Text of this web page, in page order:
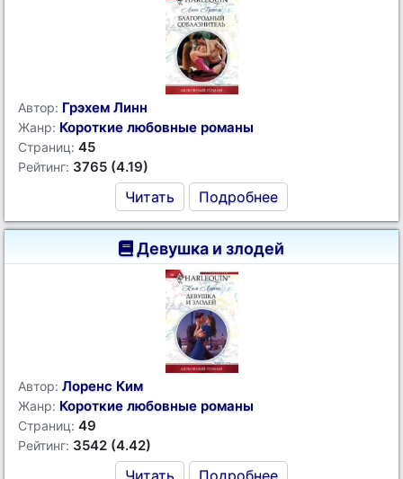
Автор: Грэхем Линн
Жанр: Короткие любовные романы
Страниц: 45
Рейтинг: 3765 (4.19)
Читать Подробнее
Девушка и злодей
Автор: Лоренс Ким
Жанр: Короткие любовные романы
Страниц: 49
Рейтинг: 3542 (4.42)
Читать Подробнее